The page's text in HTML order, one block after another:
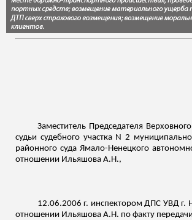
Заместитель Председателя
судьи судебного участка N 2
районного суда Ямало-Ненецкого
отношении Ильяшова А.Н.,
12.06.2006 г. инспектором ДПС УВД г.
отношении Ильяшова А.Н. по факту